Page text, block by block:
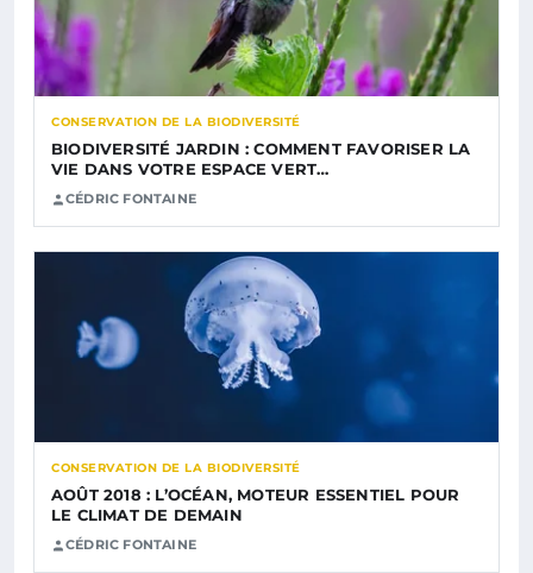
CONSERVATION DE LA BIODIVERSITÉ
BIODIVERSITÉ JARDIN : COMMENT FAVORISER LA
VIE DANS VOTRE ESPACE VERT…
CÉDRIC FONTAINE
CONSERVATION DE LA BIODIVERSITÉ
AOÛT 2018 : L’OCÉAN, MOTEUR ESSENTIEL POUR
LE CLIMAT DE DEMAIN
CÉDRIC FONTAINE